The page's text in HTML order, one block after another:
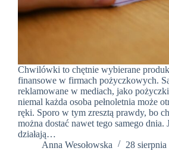
Chwilówki to chętnie wybierane
finansowe w firmach pożyczkowych.
reklamowane w mediach, jako
niemal każda osoba pełnoletnia może
ręki. Sporo w tym zresztą prawdy, bo
można dostać nawet tego samego dnia.
działają…
Anna Wesołowska
28